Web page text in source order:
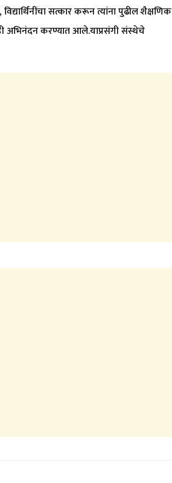
विद्यार्थिनींचा सत्कार करून त्यांना पुढील शैक्षणिक
अभिनंदन करण्यात आले.याप्रसंगी संस्थेचे